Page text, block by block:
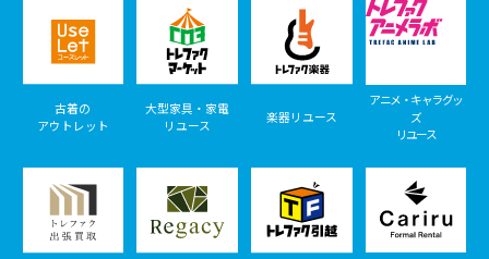
古着の
アウトレット
大型家具・家電
リユース
楽器リユース
アニメ・キャラグッ
ズ
リユース